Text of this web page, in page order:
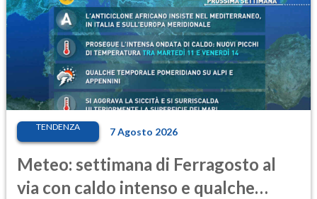
TENDENZA 7 Agosto 2026
Meteo: settimana di Ferragosto al
via con caldo intenso e qualche